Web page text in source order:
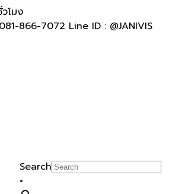
โมง
866-7072 Line ID : @JANIVIS
Search
×